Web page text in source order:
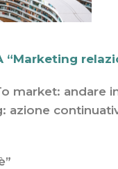
“Marketing
market: andare
azione